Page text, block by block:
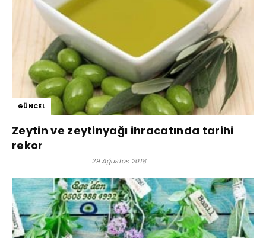
GÜNCEL
Zeytin ve zeytinyağı ihracatında tarihi
rekor
- 29 Ağustos 2018